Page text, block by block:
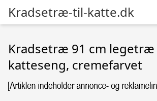
Kradsetræ-til-katte.dk
Kradsetræ 91 cm legetræ
katteseng, cremefarvet